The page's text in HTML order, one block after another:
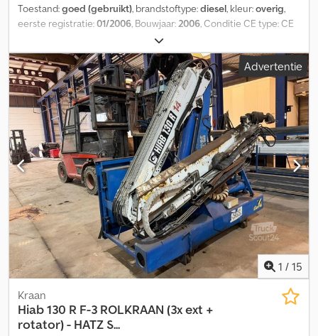
Toestand:goed (gebruikt), brandstoftype:diesel, kleur:overig,
eerste registratie:01/2006, Bouwjaar:2006, Conditie CE type: CE
= Meer informatie = Merk motor: HATZ Cjdpfx Aasy Svwco Tsha
Onderdeel geschikt voor: - Hiab 130 R F-3 - Hiab 130 R F-3
Kraanwagen Aanbouwdeel geschikt voor: Vrachtwagens CE
markering: ja Technische staat: goed Optische staat: goed
Schade: schadevrij
Advertentie
1 / 15
Kraan
Hiab130 R F-3 ROLKRAAN (3x ext +
rotator) - HATZ S...